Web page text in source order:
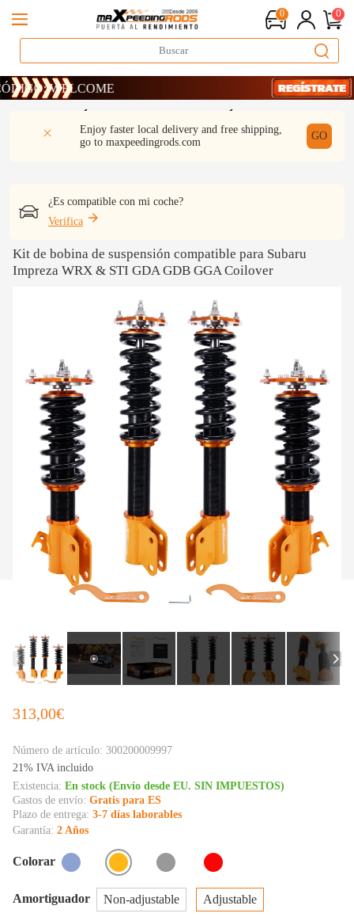
0 0
WELCOME
WELCOME
Enjoy faster local delivery and free shipping,
go to maxpeedingrods.com
GO
¿Es compatible con mi coche?
Verifica
DESCRIPCIÓN REVISIÓN
Kit de bobina de suspensión compatible para Subaru
Impreza WRX & STI GDA GDB GGA Coilover
313,00€
Número de artículo: 300200009997
21% IVA incluido
Existencia: En stock (Envío desde EU. SIN IMPUESTOS)
Gastos de envío: Gratis para ES
Plazo de entrega: 3-7 días laborables
Garantía: 2 Años
Colorar
Amortiguador Non-adjustable Adjustable